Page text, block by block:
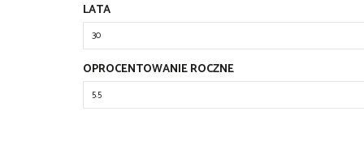
LATA
OPROCENTOWANIE ROCZNE